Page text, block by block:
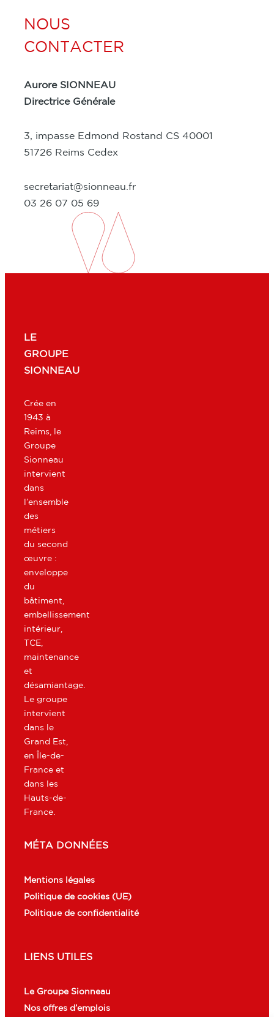
NOUS
CONTACTER
Aurore SIONNEAU
Directrice Générale
3, impasse Edmond Rostand CS 40001
51726 Reims Cedex
secretariat@sionneau.fr
03 26 07 05 69
LE
GROUPE
SIONNEAU
Crée en
1943 à
Reims, le
Groupe
Sionneau
intervient
dans
l’ensemble
des
métiers
du second
œuvre :
enveloppe
du
bâtiment,
embellissement
intérieur,
TCE,
maintenance
et
désamiantage.
Le groupe
intervient
dans le
Grand Est,
en Île-de-
France et
dans les
Hauts-de-
France.
MÉTA DONNÉES
Mentions légales
Politique de cookies (UE)
Politique de confidentialité
LIENS UTILES
Le Groupe Sionneau
Nos offres d’emplois